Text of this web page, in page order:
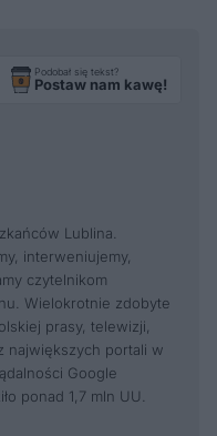
Podobał się tekst?
Postaw nam kawę!
Lublina.
interweniujemy,
czytelnikom
Wielokrotnie zdobyte
prasy, telewizji,
największych portali w
Google
ponad 1,7 mln UU.